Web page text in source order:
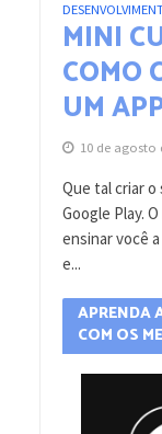
MINI
COMO
UM
10 de agosto
Que tal criar
Google Play.
ensinar você
e...
APRENDA
COM OS